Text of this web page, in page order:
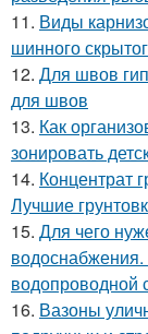
11. Виды
шинного
12. Для швов
для швов
13. Как
зонировать
14. Концентрат
Лучшие
15. Для чего
водопроводной
16. Вазоны